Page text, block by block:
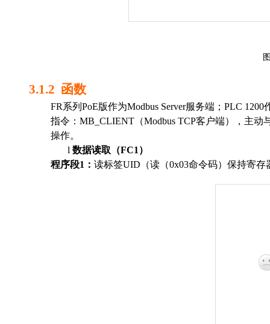
3.1.2 函数
FR系列 PoE版作为Modbus Server服务端 ； PLC 1200
指令 ： MB_CLIENT （Modbus TCP客户端），主动
操作。
l 数据读取（FC1 ）
程序段1 ： 读标签UID （读 （0x03命令码） 保持寄存